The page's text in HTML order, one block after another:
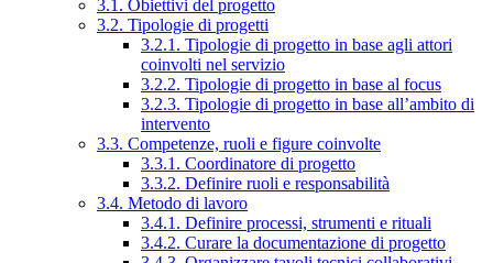
3.1. Obiettivi del progetto
3.2. Tipologie di progetti
3.2.1. Tipologie di progetto in base agli attori
coinvolti nel servizio
3.2.2. Tipologie di progetto in base al focus
3.2.3. Tipologie di progetto in base all’ambito di
intervento
3.3. Competenze, ruoli e figure coinvolte
3.3.1. Coordinatore di progetto
3.3.2. Definire ruoli e responsabilità
3.4. Metodo di lavoro
3.4.1. Definire processi, strumenti e rituali
3.4.2. Curare la documentazione di progetto